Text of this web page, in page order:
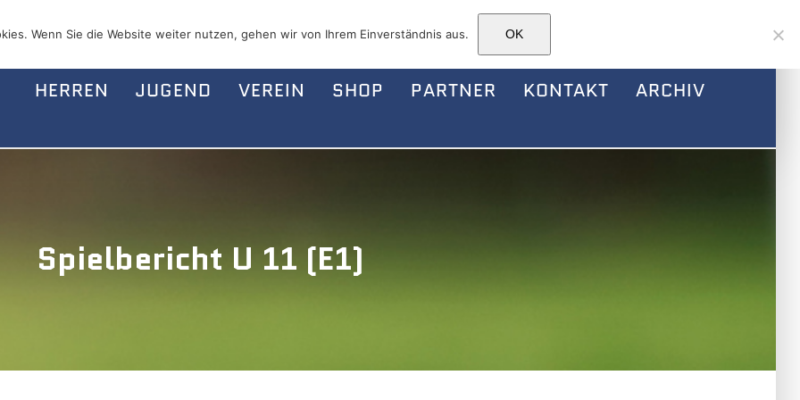
HERREN JUGEND VEREIN SHOP PARTNER KONTAKT ARCHIV
Spielbericht U 11 (E1)
Wenn Sie die Website weiter nutzen, gehen wir von Ihrem Einverständnis aus. OK